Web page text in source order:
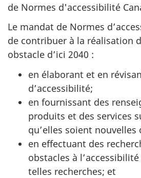
de Normes d'accessibilité
Le mandat de Normes
de contribuer à la réalisation
obstacle d’ici 2040 :
en élaborant et en
d’accessibilité;
en fournissant des
produits et des services
qu’elles soient nouvelles
en effectuant des
obstacles à
telles recherches; et